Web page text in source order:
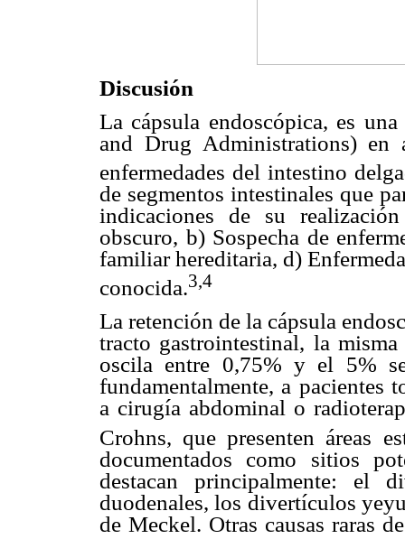
Discusión
La cápsula endoscópica, es
and Drug Administrations)
enfermedades del intestino
de segmentos intestinales que
indicaciones de su
obscuro, b) Sospecha de
familiar hereditaria, d)
conocida.3,4
La retención de la cápsula
tracto gastrointestinal, la
oscila entre 0,75% y el 5%
fundamentalmente, a pacientes
a cirugía abdominal o
Crohns, que presenten áreas
documentados como sitios
destacan principalmente: el
duodenales, los divertículos
de Meckel. Otras causas raras